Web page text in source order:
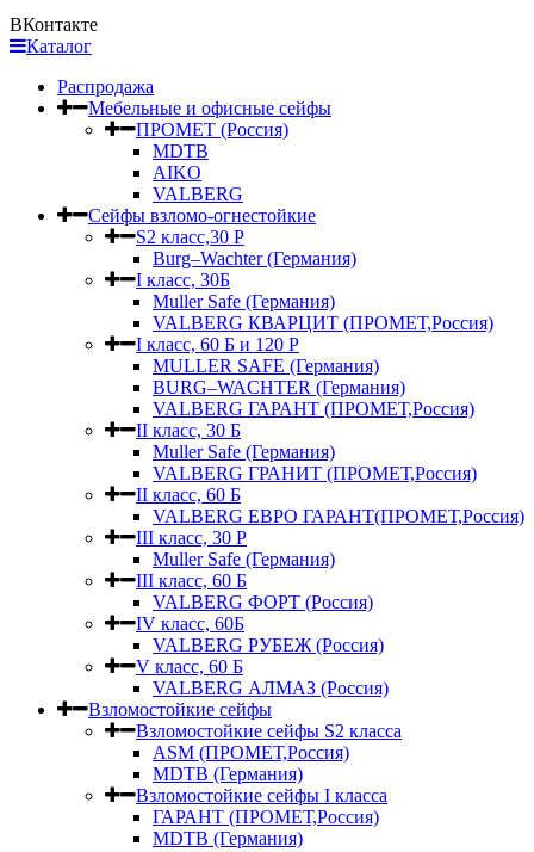
ВКонтакте
Каталог
Распродажа
Мебельные и офисные сейфы
ПРОМЕТ (Россия)
MDTB
AIKO
VALBERG
Сейфы взломо-огнестойкие
S2 класс,30 Р
Burg–Wachter (Германия)
I класс, 30Б
Muller Safe (Германия)
VALBERG КВАРЦИТ (ПРОМЕТ,Россия)
I класс, 60 Б и 120 Р
MULLER SAFE (Германия)
BURG–WACHTER (Германия)
VALBERG ГАРАНТ (ПРОМЕТ,Россия)
II класс, 30 Б
Muller Safe (Германия)
VALBERG ГРАНИТ (ПРОМЕТ,Россия)
II класс, 60 Б
VALBERG ЕВРО ГАРАНТ(ПРОМЕТ,Россия)
III класс, 30 Р
Muller Safe (Германия)
III класс, 60 Б
VALBERG ФОРТ (Россия)
IV класс, 60Б
VALBERG РУБЕЖ (Россия)
V класс, 60 Б
VALBERG АЛМАЗ (Россия)
Взломостойкие сейфы
Взломостойкие сейфы S2 класса
ASM (ПРОМЕТ,Россия)
MDTB (Германия)
Взломостойкие сейфы I класса
ГАРАНТ (ПРОМЕТ,Россия)
MDTB (Германия)